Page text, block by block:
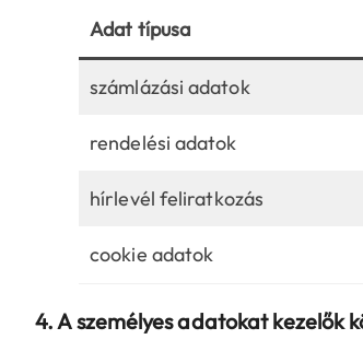
Adat típusa
számlázási adatok
rendelési adatok
hírlevél feliratkozás
cookie adatok
4. A személyes adatokat kezelők